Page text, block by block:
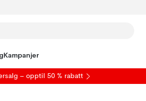
Kampanjer
– opptil 50 % rabatt